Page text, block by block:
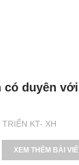
KT- XH
có duyên
XEM THÊM BÀI